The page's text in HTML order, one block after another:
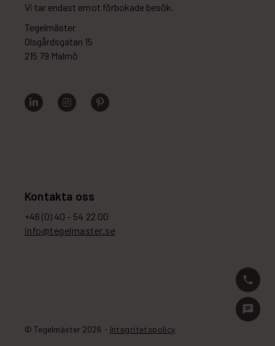
Kontakta oss
+46 (0) 40 – 54 22 00
info@tegelmaster.se
Vi tar endast emot förbokade besök.
Tegelmäster
Olsgårdsgatan 15
215 79 Malmö
© Tegelmäster 2026 - Integritetspolicy
phone
chat